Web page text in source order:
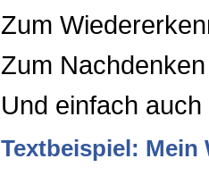
Zum
Zum Nachdenken
Und einfach
Textbeispiel: Mein